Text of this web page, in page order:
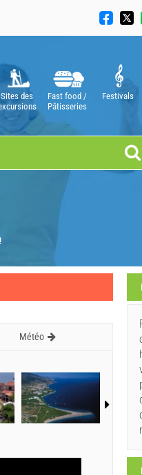
Sites des
Fast food /
Pâtisseries
Festivals
Météo